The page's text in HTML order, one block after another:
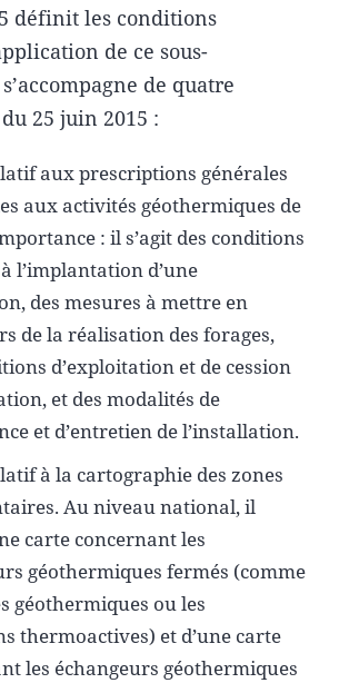
définit les conditions
de ce sous-
de quatre
25 juin 2015 :
aux prescriptions générales
aux activités géothermiques de
: il s’agit des conditions
l’implantation d’une
des mesures à mettre en
de la réalisation des forages,
d’exploitation et de cession
et des modalités de
et d’entretien de l’installation.
à la cartographie des zones
Au niveau national, il
carte concernant les
géothermiques fermés (comme
géothermiques ou les
thermoactives) et d’une carte
les échangeurs géothermiques